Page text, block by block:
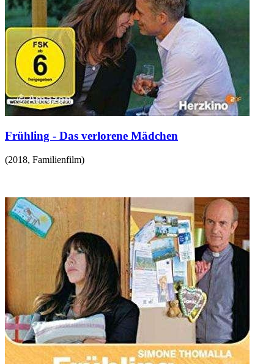
Frühling - Das verlorene Mädchen
(2018, Familienfilm)